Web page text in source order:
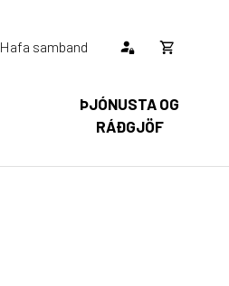
ÞJÓNUSTA OG
RÁÐGJÖF
Hafa samband
Opna
körfu